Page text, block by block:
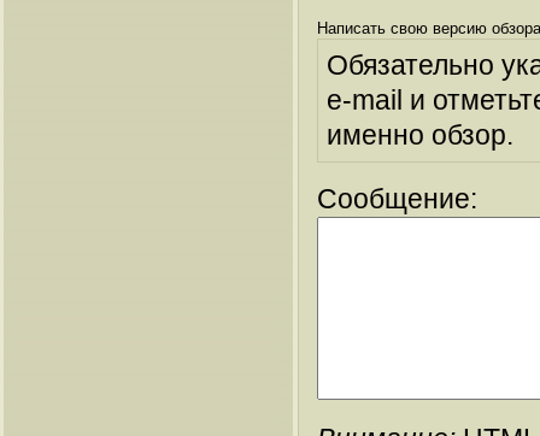
Написать свою версию
Обязательно
e-mail и
именно обзор.
Сообщение: